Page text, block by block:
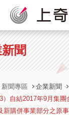
聞
新聞專區
企業新聞
自結2017年9月集團
新購併事業部分之原